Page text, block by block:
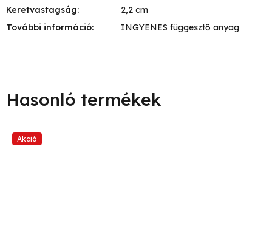
Keretvastagság:
2,2 cm
További információ: INGYENES függesztő anyag
Akció